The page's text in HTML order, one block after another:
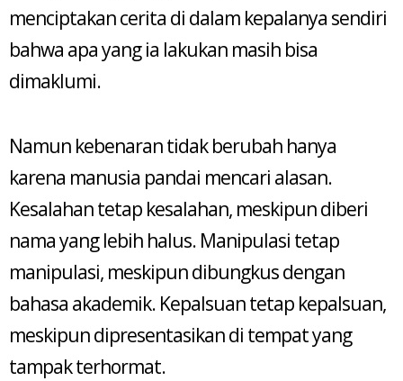
menciptakan cerita di dalam kepalanya sendiri
bahwa apa yang ia lakukan masih bisa
dimaklumi.
Namun kebenaran tidak berubah hanya
karena manusia pandai mencari alasan.
Kesalahan tetap kesalahan, meskipun diberi
nama yang lebih halus. Manipulasi tetap
manipulasi, meskipun dibungkus dengan
bahasa akademik. Kepalsuan tetap kepalsuan,
meskipun dipresentasikan di tempat yang
tampak terhormat.